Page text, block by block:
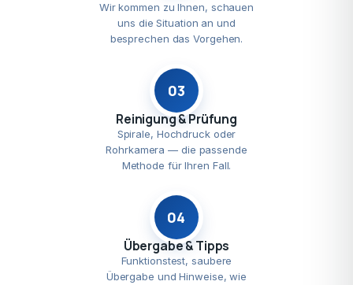
Wir kommen zu Ihnen, schauen
uns die Situation an und
besprechen das Vorgehen.
03
Reinigung & Prüfung
Spirale, Hochdruck oder
Rohrkamera — die passende
Methode für Ihren Fall.
04
Übergabe & Tipps
Funktionstest, saubere
Übergabe und Hinweise, wie